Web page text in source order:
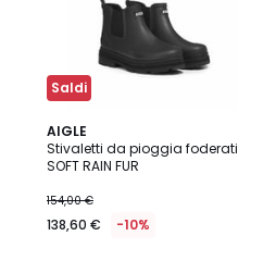
Saldi
AIGLE
Stivaletti da pioggia foderati
SOFT RAIN FUR
154,00 €
138,60 € -10%